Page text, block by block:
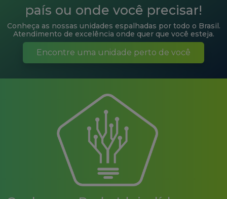
Atendimento de excelência onde quer que você esteja.
Encontre uma unidade perto de você
Conheça a Rede Ideia, líder em
certificação digital no Brasil